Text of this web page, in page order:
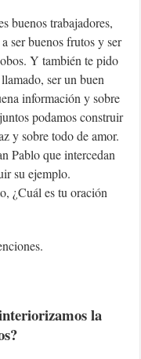
buenos trabajadores,
ser buenos frutos y ser
Y también te pido
ser un buen
información y sobre
podamos construir
y sobre todo de amor.
Pablo que intercedan
su ejemplo.
¿Cuál es tu oración
la